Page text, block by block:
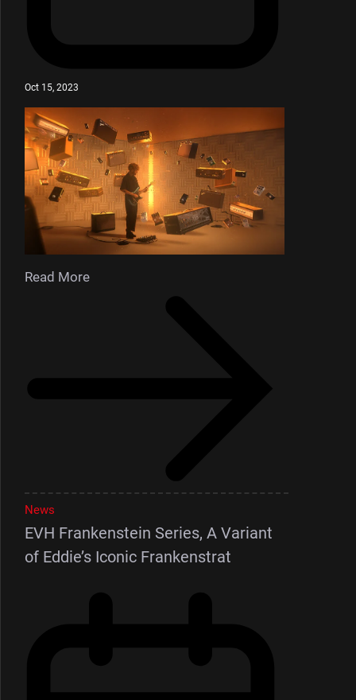
Oct 15, 2023
Read More
News
EVH Frankenstein Series, A Variant
of Eddie’s Iconic Frankenstrat